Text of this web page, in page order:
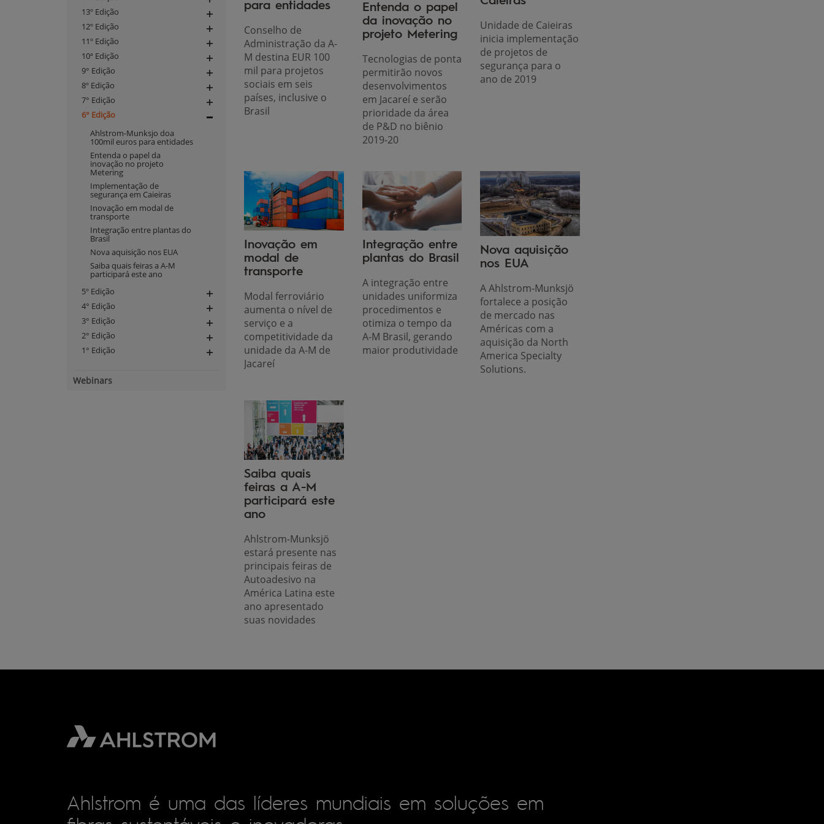
Expand
navigation
13º Edição
Expand
navigation
12º Edição
Expand
navigation
11º Edição
Expand
navigation
10ª Edição
Expand
navigation
9° Edição
Expand
navigation
8º Edição
Expand
navigation
7° Edição
Expand
navigation
6° Edição
Expand
Ahlstrom-Munksjo doa
100mil euros para entidades
Entenda o papel da
inovação no projeto
Metering
Implementação de
segurança em Caieiras
Inovação em modal de
transporte
Integração entre plantas do
Brasil
Nova aquisição nos EUA
Saiba quais feiras a A-M
participará este ano
5º Edição
Expand
navigation
4° Edição
Expand
navigation
3° Edição
Expand
navigation
2° Edição
Expand
navigation
1° Edição
Expand
navigation
Webinars
para entidades
Conselho de
Administração da A-
M destina EUR 100
mil para projetos
sociais em seis
países, inclusive o
Brasil
Entenda o papel
da inovação no
projeto Metering
Tecnologias de ponta
permitirão novos
desenvolvimentos
em Jacareí e serão
prioridade da área
de P&D no biênio
2019-20
Unidade de Caieiras
inicia implementação
de projetos de
segurança para o
ano de 2019
Inovação em
modal de
transporte
Modal ferroviário
aumenta o nível de
serviço e a
competitividade da
unidade da A-M de
Jacareí
Integração entre
plantas do Brasil
A integração entre
unidades uniformiza
procedimentos e
otimiza o tempo da
A-M Brasil, gerando
maior produtividade
Nova aquisição
nos EUA
A Ahlstrom-Munksjö
fortalece a posição
de mercado nas
Américas com a
aquisição da North
America Specialty
Solutions.
Saiba quais
feiras a A-M
participará este
ano
Ahlstrom-Munksjö
estará presente nas
principais feiras de
Autoadesivo na
América Latina este
ano apresentado
suas novidades
Ahlstrom é uma das líderes mundiais em soluções em